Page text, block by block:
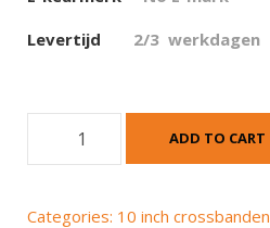
Levertijd
2/3 werkdagen
ADD TO CART
Categories: 10 inch crossbanden